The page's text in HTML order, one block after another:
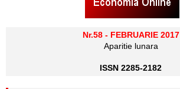
Nr.58 - FEBRUARIE 2017
Aparitie lunara
ISSN 2285-2182